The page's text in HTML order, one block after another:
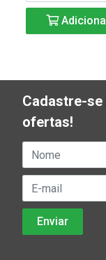
Cadastre-
ofertas!